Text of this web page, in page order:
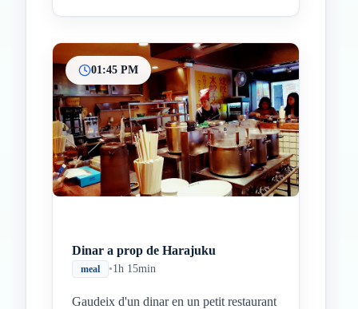
01:45 PM
Dinar a prop de Harajuku
meal •1h 15min
Gaudeix d'un dinar en un petit restaurant